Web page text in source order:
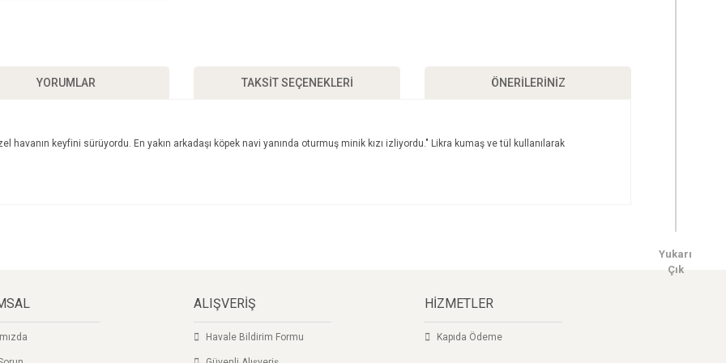
YORUMLAR TAKSIT SEÇENEKLERI ÖNERILERINIZ
havanın keyfini sürüyordu. En yakın arkadaşı köpek navi yanında oturmuş minik kızı izliyordu." Likra kumaş ve tül kullanılarak
ALIŞVERİŞ
Havale Bildirim Formu
HİZMETLER
Kapıda Ödeme
Yukarı
Çık